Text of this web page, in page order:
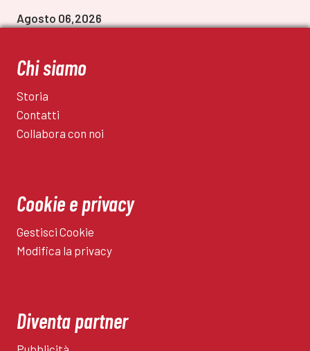
Agosto 06,2026
Chi siamo
Storia
Contatti
Collabora con noi
Cookie e privacy
Gestisci Cookie
Modifica la privacy
Diventa partner